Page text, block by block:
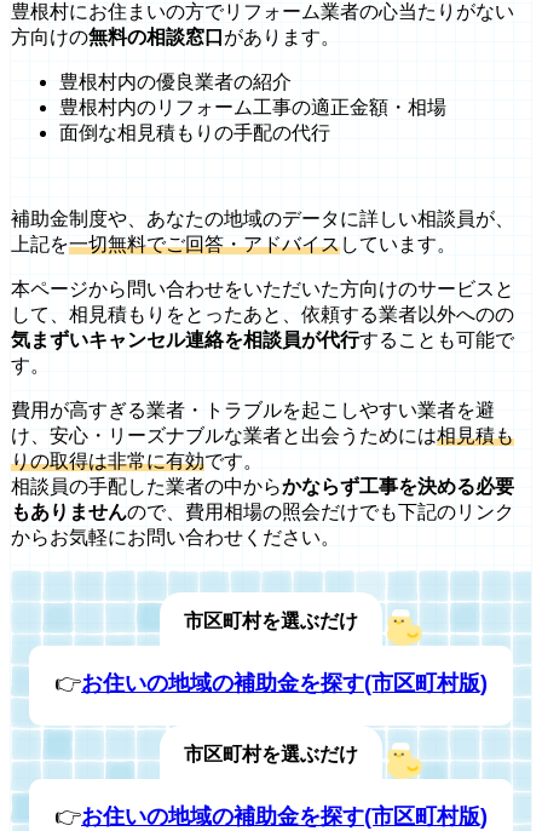
豊根村にお住まいの方でリフォーム業者の心当たりがない
方向けの無料の相談窓口 があります。
豊根村内の優良業者の紹介
豊根村内のリフォーム工事の適正金額・相場
面倒な相見積もりの手配の代行
補助金制度や、あなたの地域のデータに詳しい相談員が、
上記を一切無料でご回答・アドバイスしています。
本ページから問い合わせをいただいた方向けのサービスと
して、相見積もりをとったあと、依頼する業者以外へのの
気まずいキャンセル連絡を相談員が代行することも可能で
す。
費用が高すぎる業者・トラブルを起こしやすい業者を避
け、安心・リーズナブルな業者と出会うためには相見積も
りの取得は非常に有効です。
相談員の手配した業者の中からかならず工事を決める必要
もありませんので、費用相場の照会だけでも下記のリンク
からお気軽にお問い合わせください。
市区町村を選ぶだけ
👉お住いの地域の補助金を探す(市区町村版)
市区町村を選ぶだけ
👉お住いの地域の補助金を探す(市区町村版)